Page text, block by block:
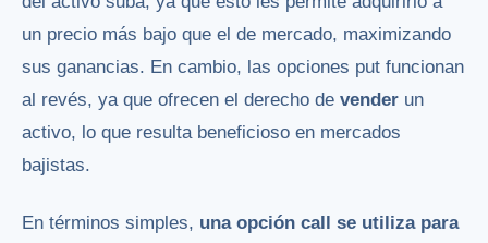
un precio más bajo que el de mercado, maximizando
sus ganancias. En cambio, las opciones put funcionan
al revés, ya que ofrecen el derecho de vender un
activo, lo que resulta beneficioso en mercados
bajistas.
En términos simples, una opción call se utiliza para